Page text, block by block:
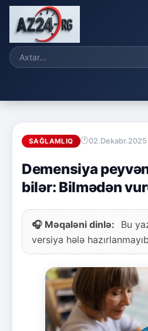
SAĞLAMLIQ 02.Dekabr.2025
Demensiya
bilər: Bilmədən
🎧 Məqaləni dinlə:
Bu
versiya hələ